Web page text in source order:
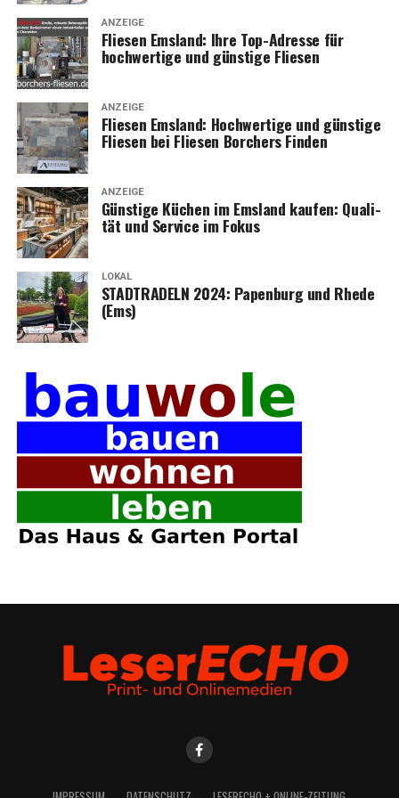
ANZEIGE
Flie­sen Ems­land: Ihre Top-Adres­se für
hoch­wer­ti­ge und güns­ti­ge Fliesen
ANZEIGE
Flie­sen Ems­land: Hoch­wer­ti­ge und güns­ti­ge
Flie­sen bei Flie­sen Bor­chers Finden
ANZEIGE
Güns­ti­ge Küchen im Ems­land kau­fen: Qua­li­
tät und Ser­vice im Fokus
LOKAL
STADTRADELN 2024: Papen­burg und Rhe­de
(Ems)